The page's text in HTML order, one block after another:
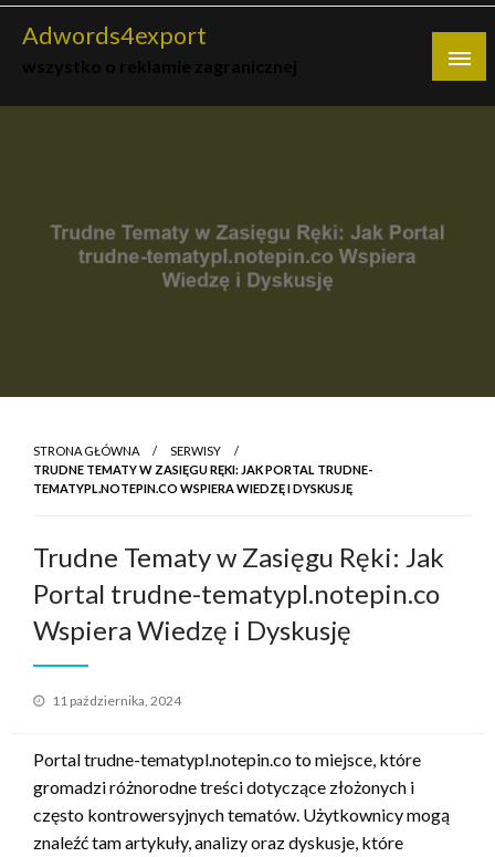
Skip
Adwords4export
STRONA GŁÓWNA
SERWISY
TRUDNE TEMATY W ZASIĘGU RĘKI: JAK PORTAL TRUDNE-
TEMATYPL.NOTEPIN.CO WSPIERA WIEDZĘ I DYSKUSJĘ
Trudne Tematy w Zasięgu Ręki: Jak
Portal trudne-tematypl.notepin.co
Wspiera Wiedzę i Dyskusję
Opublikowane
11 października, 2024
Portal trudne-tematypl.notepin.co to miejsce, które
gromadzi różnorodne treści dotyczące złożonych i
często kontrowersyjnych tematów. Użytkownicy mogą
znaleźć tam artykuły, analizy oraz dyskusje, które